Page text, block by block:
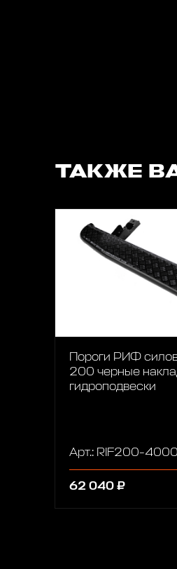
ТАКЖЕ
Пороги РИФ
200 черные
гидроподвески
Арт.: RIF200-
62 040 ₽